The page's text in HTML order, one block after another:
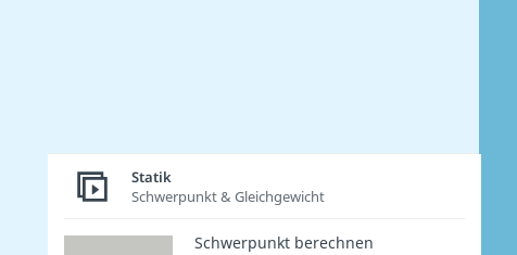
Statik
Schwerpunkt & Gleichgewicht
Schwerpunkt berechnen